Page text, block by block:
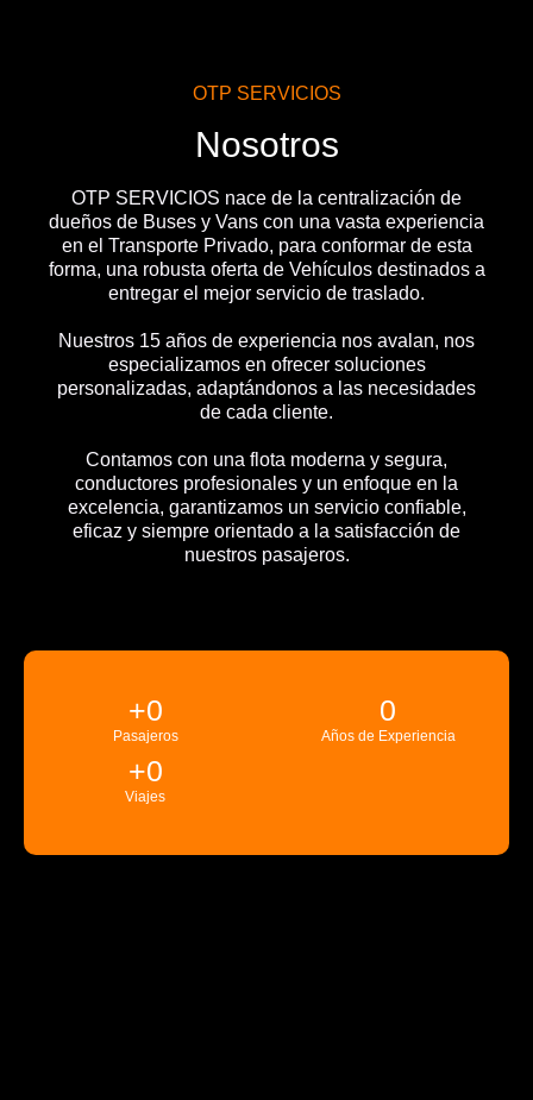
OTP SERVICIOS
Nosotros
OTP SERVICIOS nace de la centralización de
dueños de Buses y Vans con una vasta experiencia
en el Transporte Privado, para conformar de esta
forma, una robusta oferta de Vehículos destinados a
entregar el mejor servicio de traslado.
Nuestros 15 años de experiencia nos avalan, nos
especializamos en ofrecer soluciones
personalizadas, adaptándonos a las necesidades
de cada cliente.
Contamos con una flota moderna y segura,
conductores profesionales y un enfoque en la
excelencia, garantizamos un servicio confiable,
eficaz y siempre orientado a la satisfacción de
nuestros pasajeros.
Pasajeros
+0
Años de Experiencia
0
Viajes
+0